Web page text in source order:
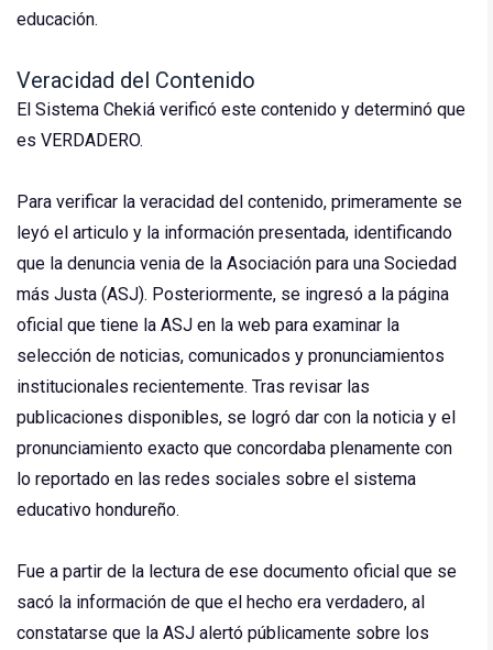
educación.
Veracidad del Contenido
El Sistema Chekiá verificó este contenido y determinó que
es VERDADERO.
Para verificar la veracidad del contenido, primeramente se
leyó el articulo y la información presentada, identificando
que la denuncia venia de la Asociación para una Sociedad
más Justa (ASJ). Posteriormente, se ingresó a la página
oficial que tiene la ASJ en la web para examinar la
selección de noticias, comunicados y pronunciamientos
institucionales recientemente. Tras revisar las
publicaciones disponibles, se logró dar con la noticia y el
pronunciamiento exacto que concordaba plenamente con
lo reportado en las redes sociales sobre el sistema
educativo hondureño.
Fue a partir de la lectura de ese documento oficial que se
sacó la información de que el hecho era verdadero, al
constatarse que la ASJ alertó públicamente sobre los